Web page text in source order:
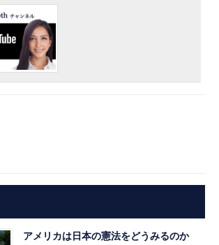
アメリカは日本の憲法をどうみるのか